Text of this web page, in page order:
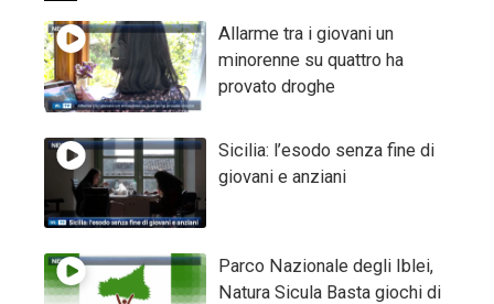
Allarme tra i giovani un
minorenne su quattro ha
provato droghe
Sicilia: l’esodo senza fine di
giovani e anziani
Parco Nazionale degli Iblei,
Natura Sicula Basta giochi di